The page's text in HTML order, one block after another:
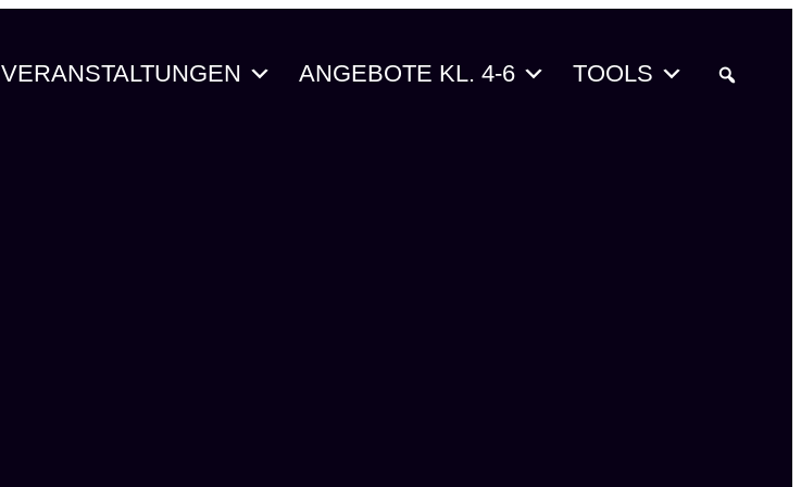
VERANSTALTUNGEN ANGEBOTE KL. 4-6 TOOLS